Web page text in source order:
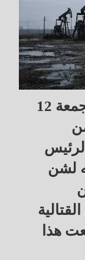
تراجعت أسعار النفط اليوم الجمعة 12
من
لشن
هذا